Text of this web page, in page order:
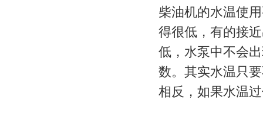
柴油机的水温使
得很低，有的接
低，水泵中不会
数。其实水温只
相反，如果水温